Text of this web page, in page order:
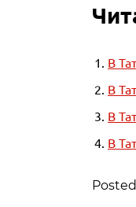
В
В
В
В